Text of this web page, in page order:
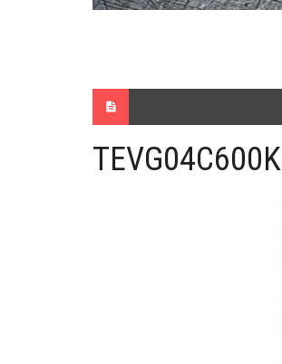
TEVG04C600K